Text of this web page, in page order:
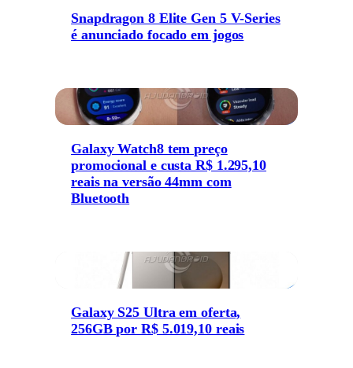
Snapdragon 8 Elite Gen 5 V-Series
é anunciado focado em jogos
Galaxy Watch8 tem preço
promocional e custa R$ 1.295,10
reais na versão 44mm com
Bluetooth
Galaxy S25 Ultra em oferta,
256GB por R$ 5.019,10 reais